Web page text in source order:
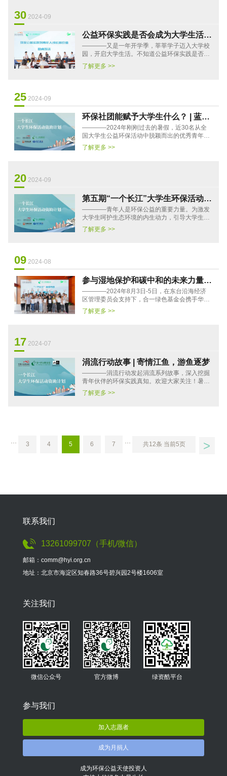
30 2024-09
公益环保实践是否会成为大学生活里
的一抹亮色？| 蓝碳精英营圆桌对谈
回顾
————又是一年开学季，莘莘学子迈入大学校
园，开启大学生活。不知道公益环保实践是否会
成为ta们大学生活里的一抹亮色？而就在这个暑
假，一场关于“公益环保···
了解更多 >>
25 2024-09
环保社团能赋予大学生什么？ | 蓝碳
精英营演讲回顾
————2024年刚刚过去的暑假，近30名从全
国大学生公益环保活动中脱颖而出的优秀青年人
参与了“一个长江”涓流行动——蓝碳青年精英
营，一同提升了专业素养和···
了解更多 >>
20 2024-09
第五期“一个长江”大学生环保活动资
助计划开放申请
————青年人是环保公益的重要力量。为激发
大学生呵护生态环境的内生动力，引导大学生科
学、理性地开展环保行动，2022年，在华泰证券
的支持下，华泰公益基金···
了解更多 >>
09 2024-08
参与湿地保护和碳中和的未来力量 |
“一个长江”涓流行动 蓝碳青年精英
营在江苏盐城东台条子泥成功举办
————2024年8月3日-5日，在东台沿海经济
区管理委员会支持下，合一绿色基金会携手华泰
公益基金会、红树林基金会（MCF），在江苏盐
城东台条子泥这片被誉为东亚···
了解更多 >>
17 2024-07
涓流行动故事 | 寄情江鱼，游鱼逐梦
————涓流行动发起涓流系列故事，深入挖掘
青年伙伴的环保实践真知。欢迎大家关注！暑假
SUMMER涓流行动之蓝碳青年精英营火热招募
中！8月3日-5日，面向涓流行···
了解更多 >>
··· 3 4 5 6 7 ··· 共12条 当前5页 >
联系我们
13261099707（手机/微信）
邮箱：comm@hyi.org.cn
地址：北京市海淀区知春路36号碧兴园2号楼1606室
关注我们
微信公众号 官方微博 绿资酷平台
参与我们
加入志愿者
成为月捐人
成为环保公益天使投资人